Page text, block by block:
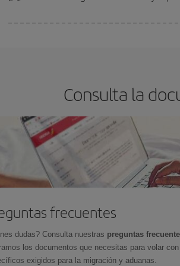
Consulta la
frecuentes
dudas? Consulta nuestras preguntas
los documentos que necesitas para volar
exigidos para la migración y aduanas.